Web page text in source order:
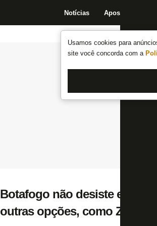
Usamos cookies para
site você concorda com a
Notícias Apostas
Botafogo não desiste e faz
outras opções, como Zahavi